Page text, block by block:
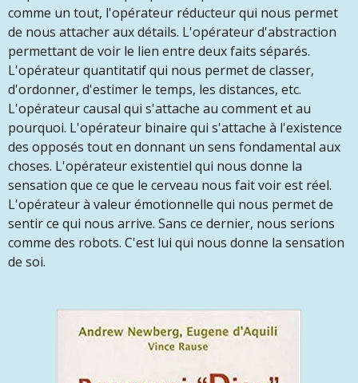
comme un tout, l'opérateur réducteur qui nous permet
de nous attacher aux détails. L'opérateur d'abstraction
permettant de voir le lien entre deux faits séparés.
L'opérateur quantitatif qui nous permet de classer,
d'ordonner, d'estimer le temps, les distances, etc.
L'opérateur causal qui s'attache au comment et au
pourquoi. L'opérateur binaire qui s'attache à l'existence
des opposés tout en donnant un sens fondamental aux
choses. L'opérateur existentiel qui nous donne la
sensation que ce que le cerveau nous fait voir est réel.
L'opérateur à valeur émotionnelle qui nous permet de
sentir ce qui nous arrive. Sans ce dernier, nous serions
comme des robots. C'est lui qui nous donne la sensation
de soi.